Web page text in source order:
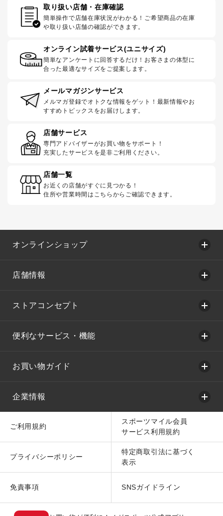
取り扱い店舗・在庫確認
簡単操作で店舗在庫状況がわかる！ご希望商品の在庫
や取り扱い店舗の確認ができます。
オンライン試着サービス(ユニサイズ)
簡単なアンケートに回答するだけ！お客さまの体型に
合った最適なサイズをご提案します。
メールマガジンサービス
メルマガ登録でオトクな情報をゲット！最新情報やお
すすめトピックスをお届けします。
店舗サービス
専門アドバイザーがお買い物をサポート！
充実したサービスを是非ご利用ください。
店舗一覧
お近くの店舗がすぐに見つかる！
住所や営業時間はこちらからご確認できます。
オンラインショップ
店舗情報
ストアコンセプト
便利なサービス・機能
お買い物ガイド
企業情報
ご利用規約
スポーツマイル会員
サービス利用規約
プライバシーポリシー
特定商取引法に基づく
表示
免責事項 SNSガイドライン